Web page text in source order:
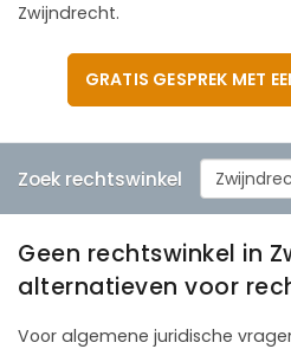
Zwijndrecht.
GRATIS GESPREK MET
Zoek rechtswinkel
Geen rechtswinkel in
alternatieven voor
Voor algemene juridische